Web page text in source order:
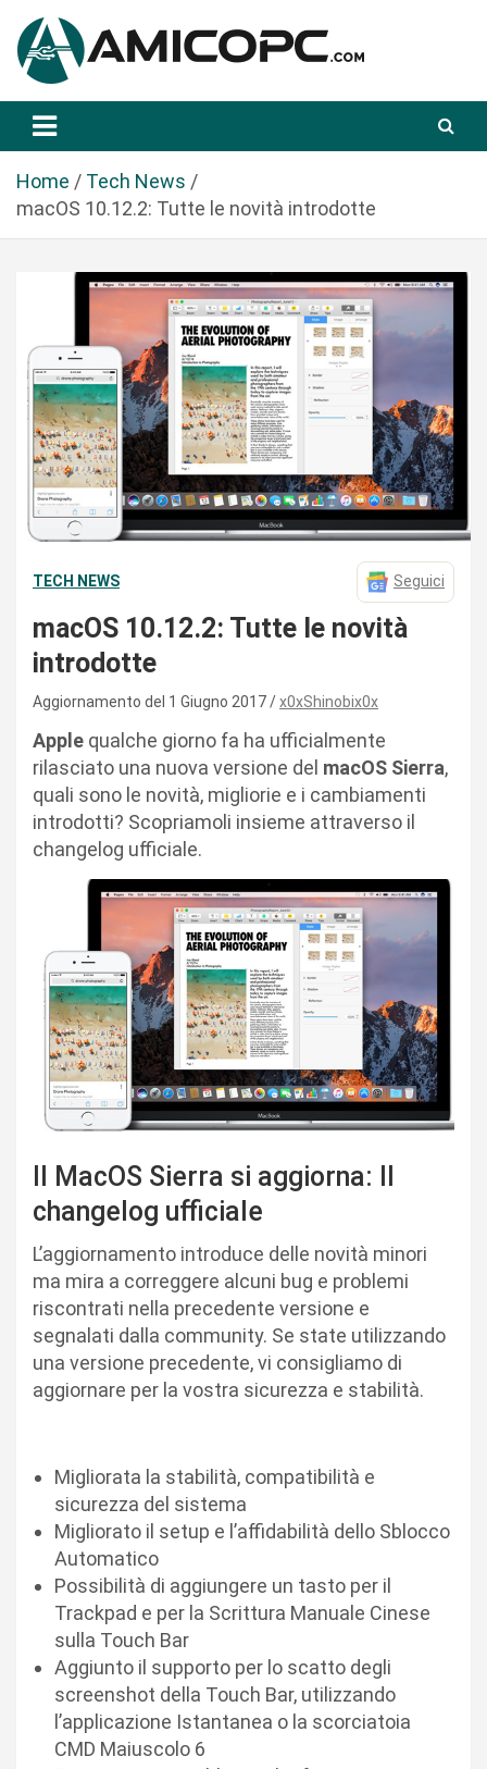
a
Amicopc.com
Home
Tech News
macOS 10.12.2: Tutte le novità introdotte
TECH NEWS Seguici
macOS 10.12.2: Tutte le novità
introdotte
Aggiornamento del 1 Giugno 2017 x0xShinobix0x
Apple qualche giorno fa ha ufficialmente
rilasciato una nuova versione del macOS Sierra,
quali sono le novità, migliorie e i cambiamenti
introdotti? Scopriamoli insieme attraverso il
changelog ufficiale.
Il MacOS Sierra si aggiorna: Il
changelog ufficiale
L’aggiornamento introduce delle novità minori
ma mira a correggere alcuni bug e problemi
riscontrati nella precedente versione e
segnalati dalla community. Se state utilizzando
una versione precedente, vi consigliamo di
aggiornare per la vostra sicurezza e stabilità.
Migliorata la stabilità, compatibilità e
sicurezza del sistema
Migliorato il setup e l’affidabilità dello Sblocco
Automatico
Possibilità di aggiungere un tasto per il
Trackpad e per la Scrittura Manuale Cinese
sulla Touch Bar
Aggiunto il supporto per lo scatto degli
screenshot della Touch Bar, utilizzando
l’applicazione Istantanea o la scorciatoia
CMD Maiuscolo 6